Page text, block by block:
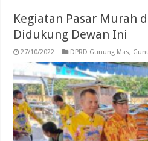
Kegiatan Pasar Murah
Didukung Dewan Ini
27/10/2022 DPRD Gunung Mas,